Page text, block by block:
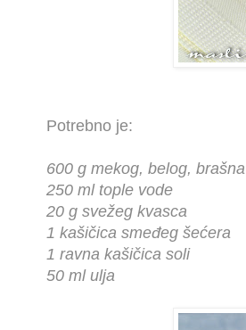
Potrebno je:
600 g mekog, belog, brašna
250 ml tople vode
20 g svežeg kvasca
1 kašičica smeđeg šećera
1 ravna kašičica soli
50 ml ulja